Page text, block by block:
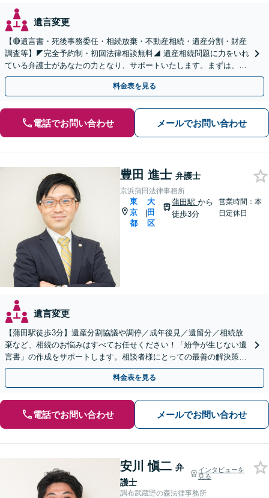
遺言変更
【🔴遺言書・死後事務委任・相続放棄・不動産相続・遺産分割・財産
調査等】◤完全予約制・初回法律相談無料◢ 遺産相続問題に力をいれ
ている弁護士があなたの力となり、サポートいたします。まずは、お
気軽にお問い合わせください。
料金表を見る
電話でお問い合わせ メールでお問い合わせ
豊田 進士 弁護士
京浜蒲田法律事務所
東
京
都
|
大
田
区
蒲田駅から
徒歩3分
営業時間：本
日定休日
遺言変更
【蒲田駅徒歩3分】遺産分割協議や調停／成年後見／遺留分／相続放
棄など、相続のお悩みはすべてお任せください！「紛争が生じない遺
言書」の作成をサポートします。相談者様にとっての最善の解決策を
ご提案いたします。
料金表を見る
電話でお問い合わせ メールでお問い合わせ
安川 愼二 弁
護士
インタビューを
見る
調布武蔵野の森法律事務所